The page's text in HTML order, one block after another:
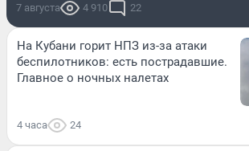
7 августа 4 910 22
На Кубани горит НПЗ из-за атаки
беспилотников: есть пострадавшие.
Главное о ночных налетах
4 часа 24